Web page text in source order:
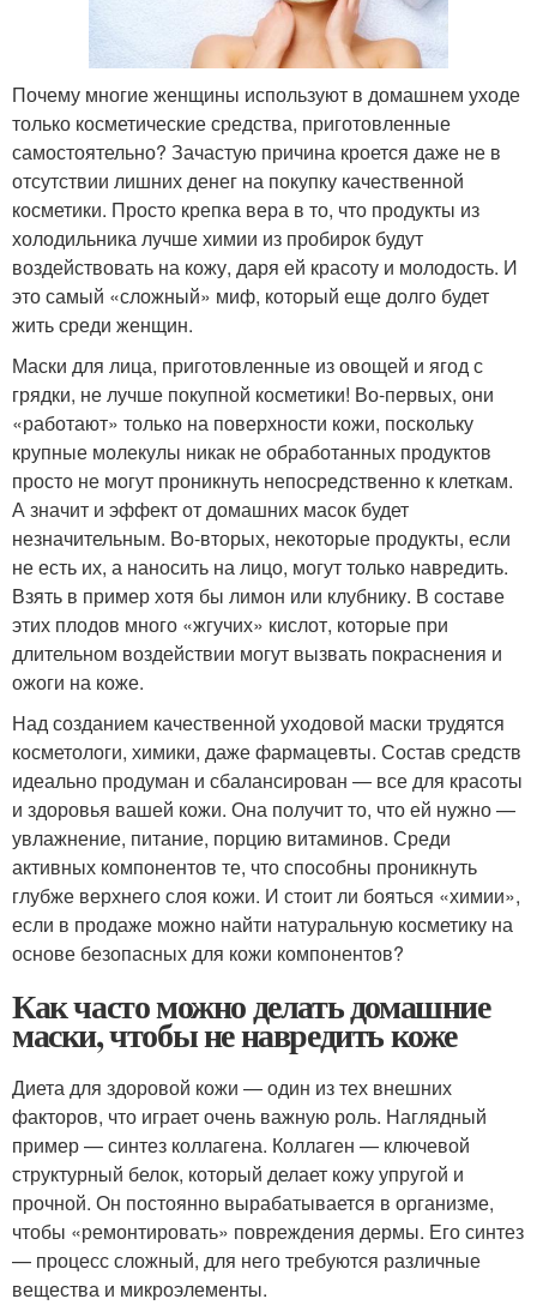
Почему многие женщины используют в домашнем уходе
только косметические средства, приготовленные
самостоятельно? Зачастую причина кроется даже не в
отсутствии лишних денег на покупку качественной
косметики. Просто крепка вера в то, что продукты из
холодильника лучше химии из пробирок будут
воздействовать на кожу, даря ей красоту и молодость. И
это самый «сложный» миф, который еще долго будет
жить среди женщин.
Маски для лица, приготовленные из овощей и ягод с
грядки, не лучше покупной косметики! Во-первых, они
«работают» только на поверхности кожи, поскольку
крупные молекулы никак не обработанных продуктов
просто не могут проникнуть непосредственно к клеткам.
А значит и эффект от домашних масок будет
незначительным. Во-вторых, некоторые продукты, если
не есть их, а наносить на лицо, могут только навредить.
Взять в пример хотя бы лимон или клубнику. В составе
этих плодов много «жгучих» кислот, которые при
длительном воздействии могут вызвать покраснения и
ожоги на коже.
Над созданием качественной уходовой маски трудятся
косметологи, химики, даже фармацевты. Состав средств
идеально продуман и сбалансирован — все для красоты
и здоровья вашей кожи. Она получит то, что ей нужно —
увлажнение, питание, порцию витаминов. Среди
активных компонентов те, что способны проникнуть
глубже верхнего слоя кожи. И стоит ли бояться «химии»,
если в продаже можно найти натуральную косметику на
основе безопасных для кожи компонентов?
Как часто можно делать домашние
маски, чтобы не навредить коже
Диета для здоровой кожи — один из тех внешних
факторов, что играет очень важную роль. Наглядный
пример — синтез коллагена. Коллаген — ключевой
структурный белок, который делает кожу упругой и
прочной. Он постоянно вырабатывается в организме,
чтобы «ремонтировать» повреждения дермы. Его синтез
— процесс сложный, для него требуются различные
вещества и микроэлементы.